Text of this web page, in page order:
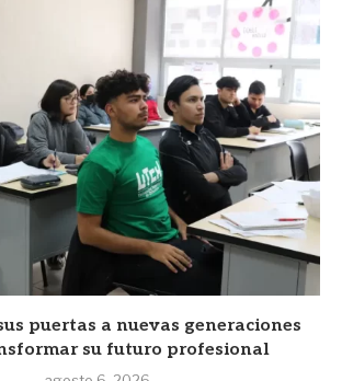
puertas a nuevas generaciones
su futuro profesional